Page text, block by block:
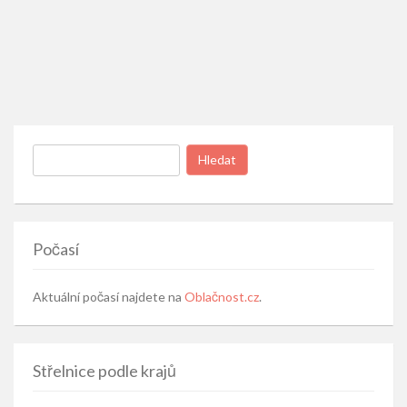
Vyhledávání
Počasí
Aktuální počasí najdete na Oblačnost.cz.
Střelnice podle krajů